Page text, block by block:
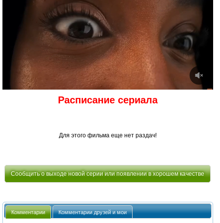
Расписание сериала
Для этого фильма еще нет раздач!
Сообщить о выходе новой серии или появлении в хорошем качестве
Комментарии Комментарии друзей и мои